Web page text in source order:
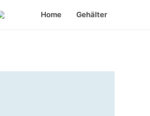
Home Gehälter